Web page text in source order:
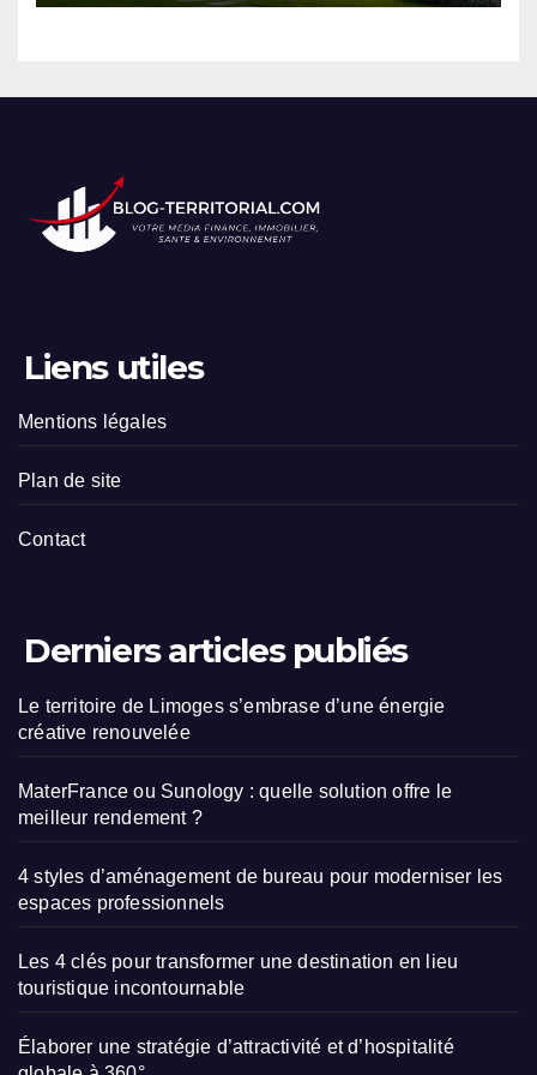
Liens utiles
Mentions légales
Plan de site
Contact
Derniers articles publiés
Le territoire de Limoges s’embrase d’une énergie
créative renouvelée
MaterFrance ou Sunology : quelle solution offre le
meilleur rendement ?
4 styles d’aménagement de bureau pour moderniser les
espaces professionnels
Les 4 clés pour transformer une destination en lieu
touristique incontournable
Élaborer une stratégie d’attractivité et d’hospitalité